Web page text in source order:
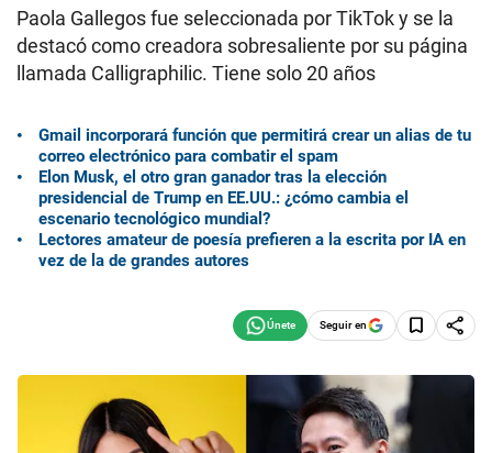
Paola Gallegos fue seleccionada por TikTok y se la
destacó como creadora sobresaliente por su página
llamada Calligraphilic. Tiene solo 20 años
Gmail incorporará función que permitirá crear un alias de tu
correo electrónico para combatir el spam
Elon Musk, el otro gran ganador tras la elección
presidencial de Trump en EE.UU.: ¿cómo cambia el
escenario tecnológico mundial?
Lectores amateur de poesía prefieren a la escrita por IA en
vez de la de grandes autores
Seguir en